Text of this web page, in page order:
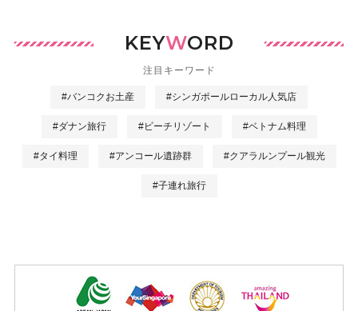
KEYWORD
注目キーワード
#バンコクお土産 #シンガポールローカル人気店
#ダナン旅行 #ビーチリゾート #ベトナム料理
#タイ料理 #アンコール遺跡群 #クアラルンプール観光
#子連れ旅行